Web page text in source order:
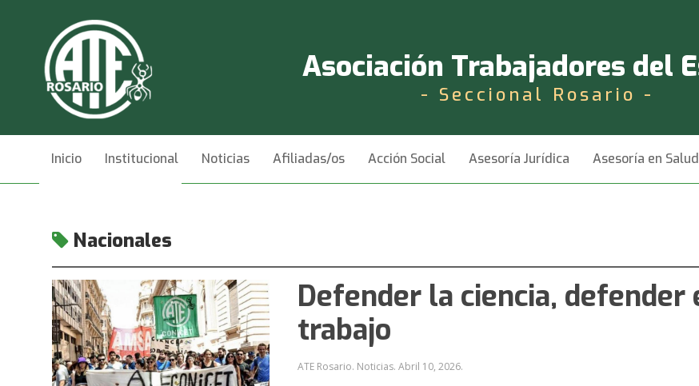
Asociación Trabajadores del
- Seccional Rosario -
Inicio Institucional Noticias Afiliadas/os Acción Social Asesoría Jurídica Asesoría en
Nacionales
Defender la ciencia, defender
trabajo
ATE Rosario. Noticias.Abril 10, 2026.